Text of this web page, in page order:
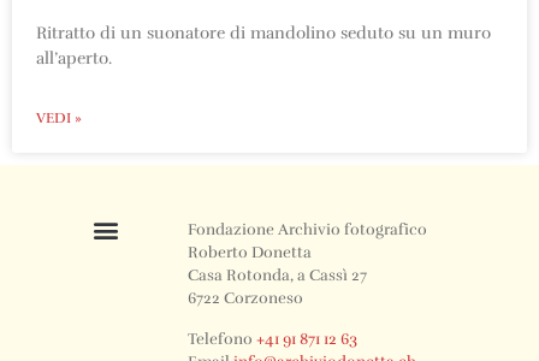
Ritratto di un suonatore di mandolino seduto su un muro
all’aperto.
VEDI »
Fondazione Archivio fotografico
Roberto Donetta
Casa Rotonda, a Cassì 27
6722 Corzoneso
Telefono+41 91 871 12 63